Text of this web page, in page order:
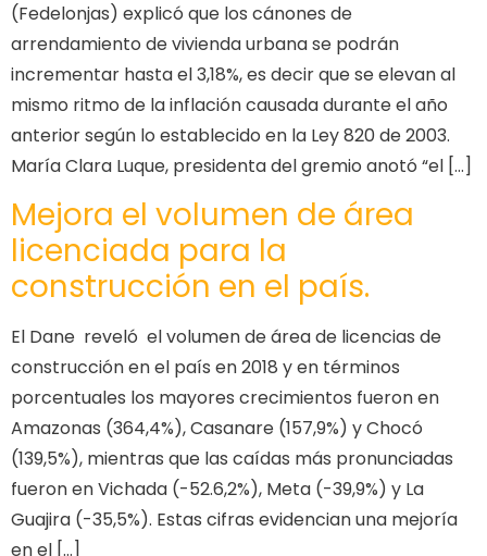
(Fedelonjas) explicó que los cánones de
arrendamiento de vivienda urbana se podrán
incrementar hasta el 3,18%, es decir que se elevan al
mismo ritmo de la inflación causada durante el año
anterior según lo establecido en la Ley 820 de 2003.
María Clara Luque, presidenta del gremio anotó “el […]
Mejora el volumen de área
licenciada para la
construcción en el país.
El Dane reveló el volumen de área de licencias de
construcción en el país en 2018 y en términos
porcentuales los mayores crecimientos fueron en
Amazonas (364,4%), Casanare (157,9%) y Chocó
(139,5%), mientras que las caídas más pronunciadas
fueron en Vichada (-52.6,2%), Meta (-39,9%) y La
Guajira (-35,5%). Estas cifras evidencian una mejoría
en el […]